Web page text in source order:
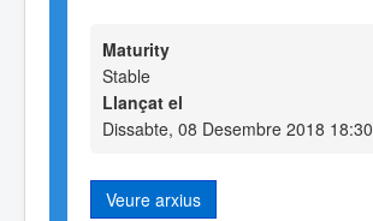
Maturity
Stable
Llançat el
Dissabte, 08 Desembre 2018 18:30
Veure arxius